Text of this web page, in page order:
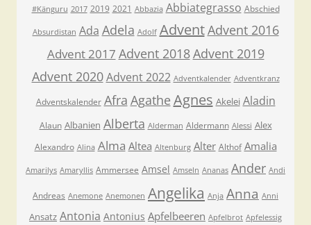
#Känguru 2017 2019 2021 Abbazia Abbiategrasso Abschied
Absurdistan Ada Adela Adolf AdventAdvent 2016
Advent 2017 Advent 2018Advent 2019
Advent 2020 Advent 2022 Adventkalender Adventkranz
Adventskalender Afra Agathe Agnes Akelei Aladin
Alaun Albanien Alberta Alderman Aldermann Alessi Alex
Alexandro Alina Alma Altea Altenburg Alter Althof Amalia
Amarilys Amaryllis Ammersee Amsel Amseln Ananas Ander Andi
Andreas Anemone Anemonen Angelika Anja Anna Anni
Ansatz Antonia Antonius Apfelbeeren Apfelbrot Apfelessig